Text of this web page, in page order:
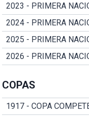
2023 - PRIMERA
2024 - PRIMERA
2025 - PRIMERA
2026 - PRIMERA
COPAS
1917 - COPA